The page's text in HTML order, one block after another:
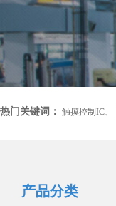
热门关键词： 触摸控制IC、
产品分类